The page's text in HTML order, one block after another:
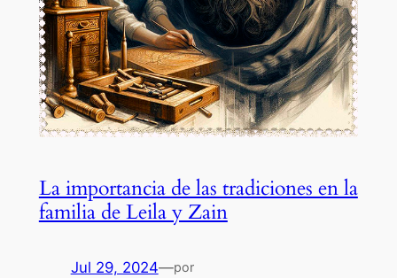
La importancia de las tradiciones en la
familia de Leila y Zain
Jul 29, 2024—por